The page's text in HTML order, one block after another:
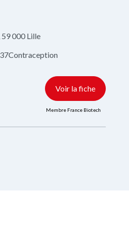
000 Lille
Voir la fiche
Membre France Biotech